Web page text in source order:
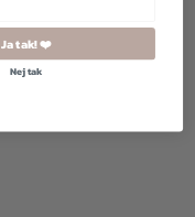
Ja tak! ❤️
Nej tak